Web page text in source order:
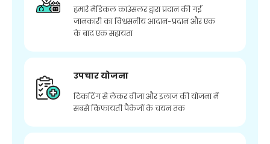
हमारे मेडिकल काउंसलर द्वारा प्रदान की गई
जानकारी का विश्वसनीय आदान-प्रदान और एक
के बाद एक सहायता
उपचार योजना
टिकटिंग से लेकर वीजा और इलाज की योजना में
सबसे किफायती पैकेजों के चयन तक